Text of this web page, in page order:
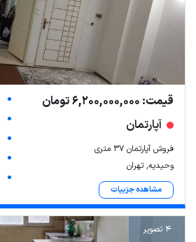
قیمت: 6,200,000,000 تومان
آپارتمان
فروش آپارتمان ۳۷ متری
وحیدیه, تهران
مشاهده جزییات
4 تصویر